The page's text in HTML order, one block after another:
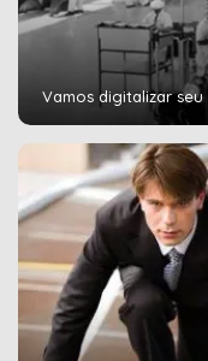
Vamos digitalizar